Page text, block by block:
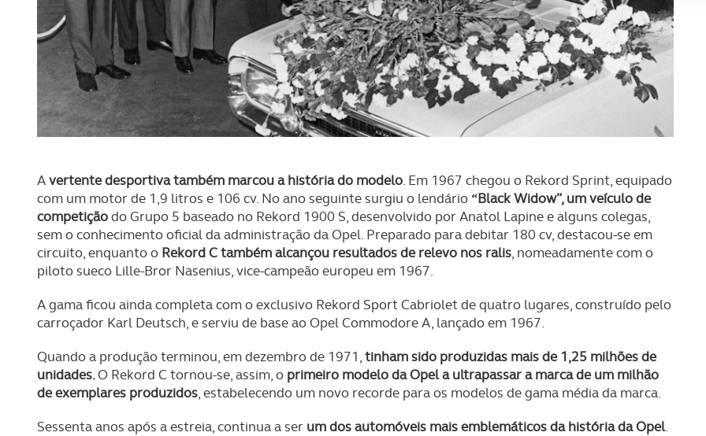
O ACP garantirá que as transferências internacionais de dados pessoais serão realizadas
consentimento e quando tal se afigure estritamente necessário no contexto dos serviços a
Realçamos que o bloqueio de certo tipo de Cookies e tecnologias similares pode ter
navegação no Website e nos serviços disponibilizados.
Avertente desportiva também marcou a história do modelo. Em 1967 chegou o Rekord Sprint, equipado
com um motor de 1,9 litros e 106 cv. No ano seguinte surgiu o lendário “Black Widow”, um veículo de
competiçãodo Grupo 5 baseado no Rekord 1900 S, desenvolvido por Anatol Lapine e alguns colegas,
sem o conhecimento oficial da administração da Opel. Preparado para debitar 180 cv, destacou-se em
circuito, enquanto o Rekord C também alcançou resultados de relevo nos ralis, nomeadamente com o
piloto sueco Lille-Bror Nasenius, vice-campeão europeu em 1967.
A gama ficou ainda completa com o exclusivo Rekord Sport Cabriolet de quatro lugares, construído pelo
carroçador Karl Deutsch, e serviu de base ao Opel Commodore A, lançado em 1967.
Quando a produção terminou, em dezembro de 1971,tinham sido produzidas mais de 1,25 milhões de
unidades.O Rekord C tornou-se, assim, o primeiro modelo da Opel a ultrapassar a marca de um milhão
de exemplares produzidos, estabelecendo um novo recorde para os modelos de gama média da marca.
Sessenta anos após a estreia, continua a ser um dos automóveis mais emblemáticos da história da Opel.